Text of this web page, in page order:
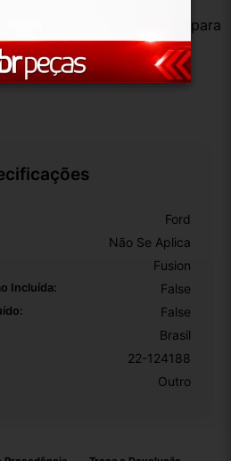
que precisar estamos aqui para
Ford
Não Se Aplica
Fusion
Incluída: False
False
Brasil
22-124188
Outro